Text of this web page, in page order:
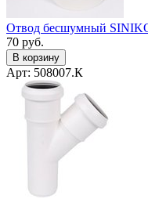
Отвод бесшумный
70 руб.
В корзину
Арт: 508007.К